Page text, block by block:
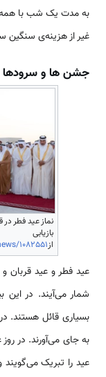
به مدت یک شب با همه
غیر از هزینه‌ی سنگین
جشن ‌ها و سرودها
نماز عید فطر در
بازیابی
از1082551/
عید فطر و عید قربان
شمار می‌آیند. در این
بسیاری قائل هستند. در
به جای می‌آورند. در
عید را تبریک